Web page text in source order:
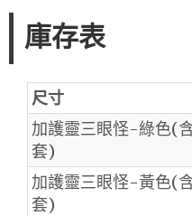
庫存表
尺寸
加護靈三眼怪-綠色(
套)
加護靈三眼怪-黃色(
套)